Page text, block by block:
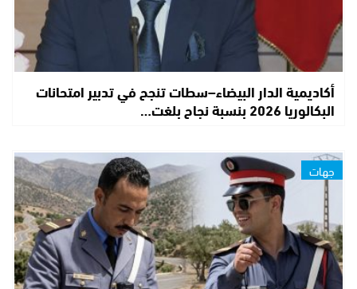
أكاديمية الدار البيضاء–سطات تنجح في تدبير امتحانات
البكالوريا 2026 بنسبة نجاح بلغت…
جهات